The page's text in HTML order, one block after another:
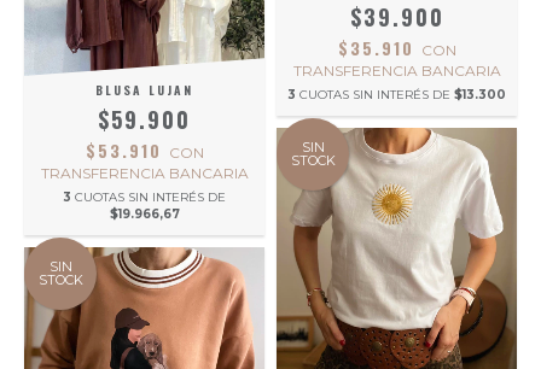
BLUSA LUJAN
$59.900
$53.910
CON
TRANSFERENCIA BANCARIA
3 CUOTAS SIN INTERÉS DE
$19.966,67
$39.900
$35.910
CON
TRANSFERENCIA BANCARIA
3 CUOTAS SIN INTERÉS DE $13.300
SIN
STOCK
SIN
STOCK